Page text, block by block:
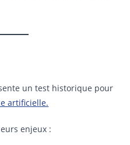
un test historique pour
artificielle.
enjeux :